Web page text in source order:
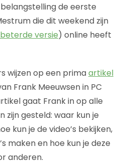
de eerste
die dit weekend zijn
versie) online heeft
wijzen op een primaartikel
Frank Meeuwsen in PC
gaat Frank in op alle
zijn gesteld: waar kun je
kun je de video’s bekijken,
maken en hoe kun je deze
anderen.